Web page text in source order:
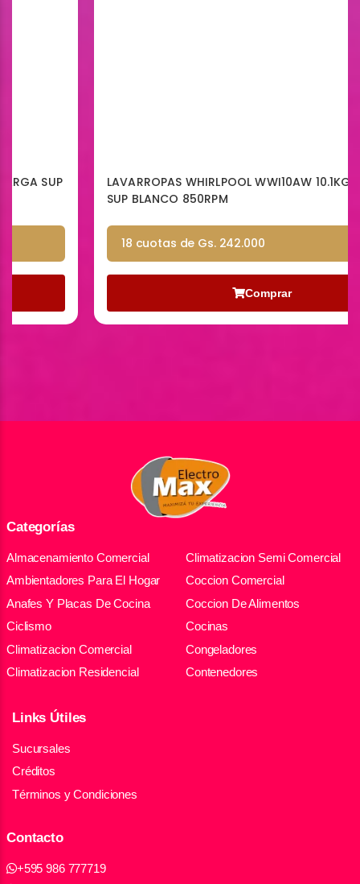
LAVARROPAS WHIRLPOOL WWI10AW 10.1KG CARGA
SUP BLANCO 850RPM
18 cuotas de Gs. 242.000
Categorías
Almacenamiento Comercial
Ambientadores Para El Hogar
Anafes Y Placas De Cocina
Ciclismo
Climatizacion Comercial
Climatizacion Residencial
Climatizacion Semi Comercial
Coccion Comercial
Coccion De Alimentos
Cocinas
Congeladores
Contenedores
Links Útiles
Sucursales
Créditos
Términos y Condiciones
Contacto
+595 986 777719